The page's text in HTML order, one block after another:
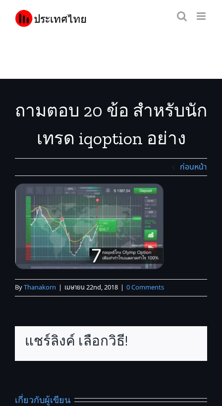
ถามตอบ 20 ข้อ สำหรับนัก
เทรด iqoption อย่าง
ก่อนหน้า
ByThanakorn | เมษายน 22nd, 2018 | 0 Comments
แชร์ลิงค์ เลือกวิธี!
เกี่ยวกับผู้เขียน